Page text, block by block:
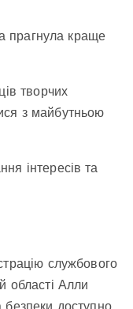
прагнула краще
творчих
з майбутньою
інтересів та
службового
області Алли